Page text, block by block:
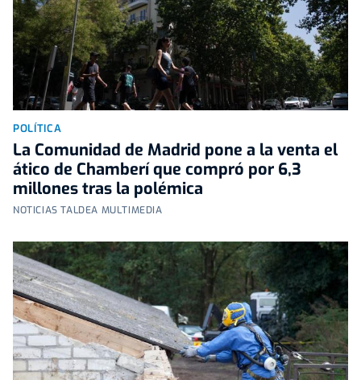
POLÍTICA
La Comunidad de Madrid pone a la venta el
ático de Chamberí que compró por 6,3
millones tras la polémica
NOTICIAS TALDEA MULTIMEDIA